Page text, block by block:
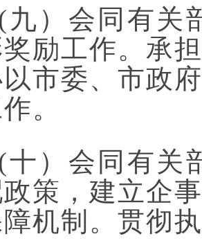
九 ） 会同有关
励工作。承
以市委、市政
。
十 ） 会同有关
策，建立企
机制。贯彻